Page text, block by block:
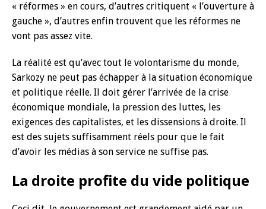
« réformes » en cours, d’autres critiquent « l’ouverture à
gauche », d’autres enfin trouvent que les réformes ne
vont pas assez vite.
La réalité est qu’avec tout le volontarisme du monde,
Sarkozy ne peut pas échapper à la situation économique
et politique réelle. Il doit gérer l’arrivée de la crise
économique mondiale, la pression des luttes, les
exigences des capitalistes, et les dissensions à droite. Il
est des sujets suffisamment réels pour que le fait
d’avoir les médias à son service ne suffise pas.
La droite profite du vide politique